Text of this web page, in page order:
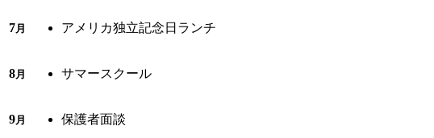
7月 アメリカ独立記念日ランチ
8月 サマースクール
9月 保護者面談